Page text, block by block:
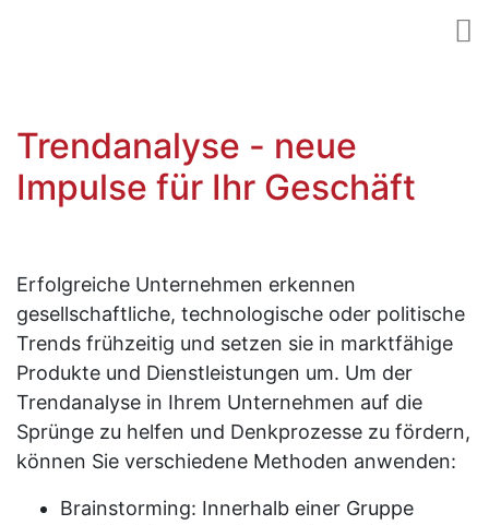
Trendanalyse - neue
Impulse für Ihr Geschäft
Erfolgreiche Unternehmen erkennen
gesellschaftliche, technologische oder politische
Trends frühzeitig und setzen sie in marktfähige
Produkte und Dienstleistungen um. Um der
Trendanalyse in Ihrem Unternehmen auf die
Sprünge zu helfen und Denkprozesse zu fördern,
können Sie verschiedene Methoden anwenden:
Brainstorming: Innerhalb einer Gruppe